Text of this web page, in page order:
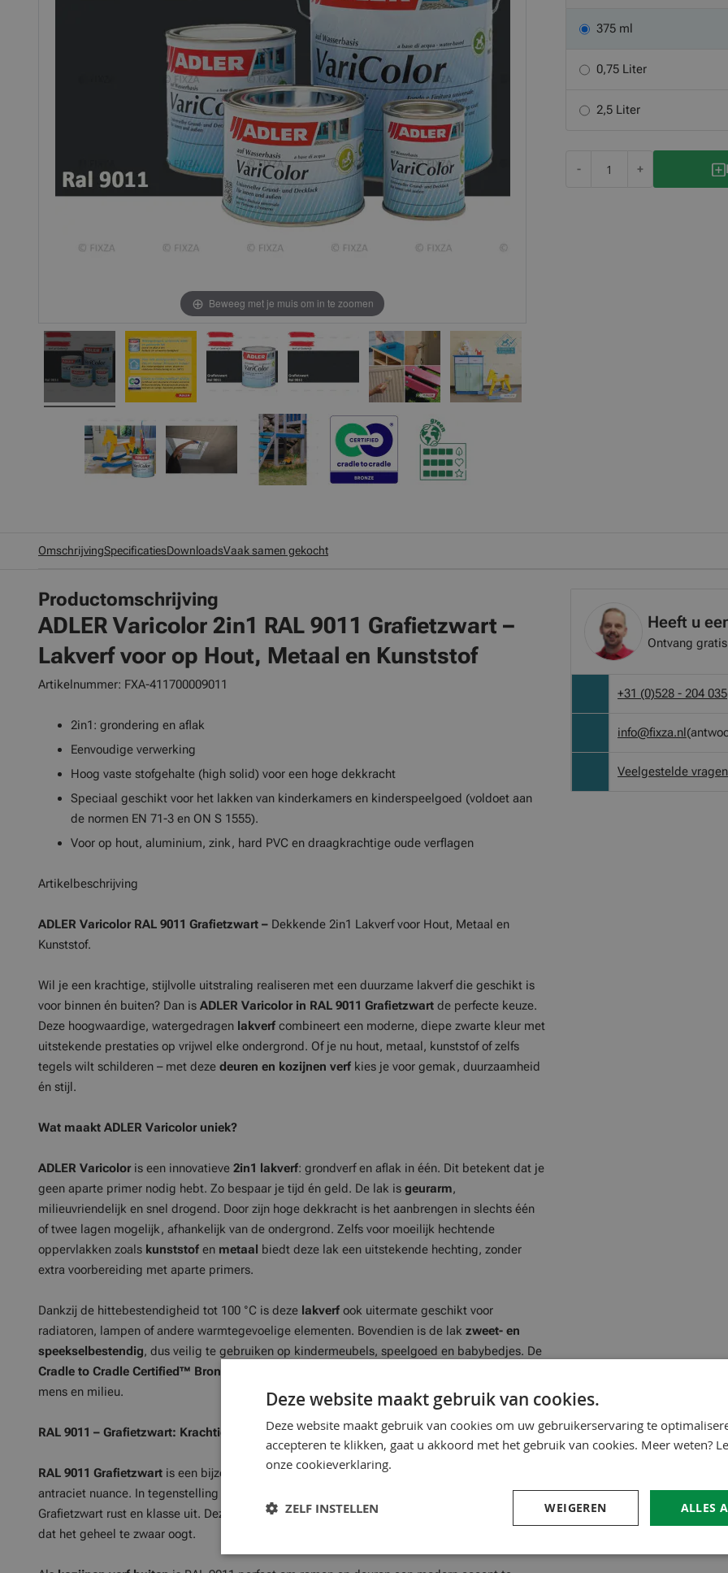
375 ml
0,75 Liter
2,5 Liter
- +
Beweeg met je muis om in te zoomen
OmschrijvingSpecificatiesDownloadsVaak samen gekocht
Productomschrijving
ADLER Varicolor 2in1 RAL 9011 Grafietzwart –
Lakverf voor op Hout, Metaal en Kunststof
Artikelnummer: FXA-411700009011
2in1: grondering en aflak
Eenvoudige verwerking
Hoog vaste stofgehalte (high solid) voor een hoge dekkracht
Speciaal geschikt voor het lakken van kinderkamers en kinderspeelgoed (voldoet aan
de normen EN 71-3 en ON S 1555).
Voor op hout, aluminium, zink, hard PVC en draagkrachtige oude verflagen
Artikelbeschrijving
ADLER Varicolor RAL 9011 Grafietzwart – Dekkende 2in1 Lakverf voor Hout, Metaal en
Kunststof.
Wil je een krachtige, stijlvolle uitstraling realiseren met een duurzame lakverf die geschikt is
voor binnen én buiten? Dan is ADLER Varicolor in RAL 9011 Grafietzwart de perfecte keuze.
Deze hoogwaardige, watergedragen lakverf combineert een moderne, diepe zwarte kleur met
uitstekende prestaties op vrijwel elke ondergrond. Of je nu hout, metaal, kunststof of zelfs
tegels wilt schilderen – met deze deuren en kozijnen verf kies je voor gemak, duurzaamheid
én stijl.
Wat maakt ADLER Varicolor uniek?
ADLER Varicolor is een innovatieve 2in1 lakverf: grondverf en aflak in één. Dit betekent dat je
geen aparte primer nodig hebt. Zo bespaar je tijd én geld. De lak is geurarm,
milieuvriendelijk en snel drogend. Door zijn hoge dekkracht is het aanbrengen in slechts één
of twee lagen mogelijk, afhankelijk van de ondergrond. Zelfs voor moeilijk hechtende
oppervlakken zoals kunststof en metaal biedt deze lak een uitstekende hechting, zonder
extra voorbereiding met aparte primers.
Dankzij de hittebestendigheid tot 100 °C is deze lakverf ook uitermate geschikt voor
radiatoren, lampen of andere warmtegevoelige elementen. Bovendien is de lak zweet- en
speekselbestendig, dus veilig te gebruiken op kindermeubels, speelgoed en babybedjes. De
Cradle to Cradle Certified™ Bronze
mens en milieu.
RAL 9011 – Grafietzwart: Krachtig. Elegant. Tijdloos.
RAL 9011 Grafietzwart is een bijzonder diepe, bijna fluweelachtige zwarttint met een subtiele
antraciet nuance. In tegenstelling tot het hardere, industriële zwart (zoals RAL 9005), straalt
Grafietzwart rust en klasse uit. Deze kleur is ideaal voor wie contrast wil aanbrengen zonder
dat het geheel te zwaar oogt.
Heeft u
Ontvang
+31 (0)528 - 204 035
info@fixza.nl
Veelgestelde vragen
Deze website maakt gebruik van cookies.
Deze website maakt gebruik van cookies om uw gebruikerservaring te
accepteren te klikken, gaat u akkoord met het gebruik van cookies. Meer weten?
onze cookieverklaring.
ALLES
WEIGEREN
ZELF INSTELLEN